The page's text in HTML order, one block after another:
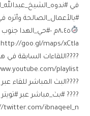
في
#بالأعمال_الصالحة وأثره في حياة
٨،٤٥م -#حي_الهدا
http://goo.gl/maps/xCtla
????اللقاءات السابقة في
playlist…
????البث المباشر للقاء عبر
twitter.com/ibnaqeel_n